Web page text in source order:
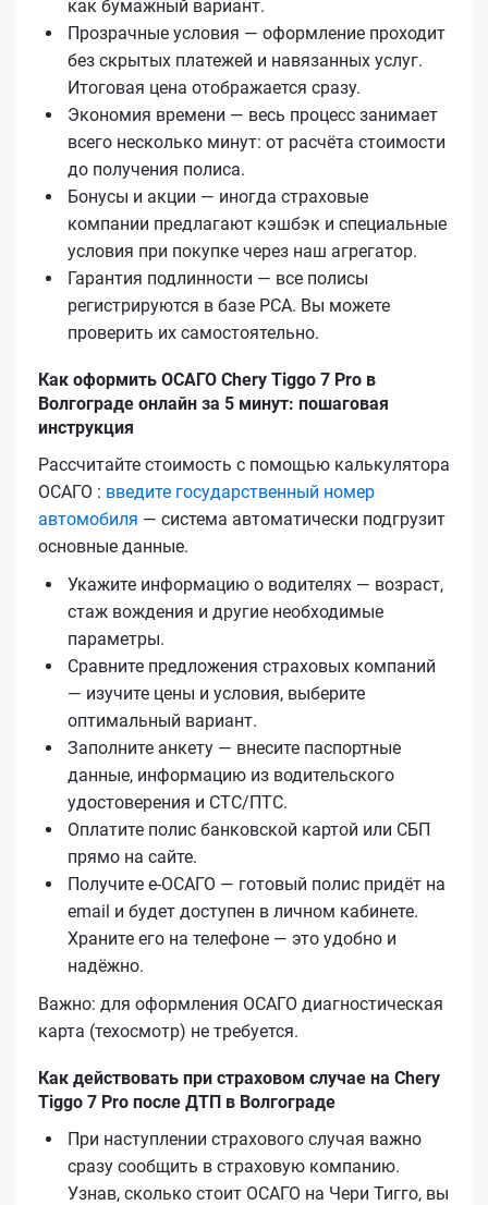
как бумажный вариант.
Прозрачные условия — оформление проходит
без скрытых платежей и навязанных услуг.
Итоговая цена отображается сразу.
Экономия времени — весь процесс занимает
всего несколько минут: от расчёта стоимости
до получения полиса.
Бонусы и акции — иногда страховые
компании предлагают кэшбэк и специальные
условия при покупке через наш агрегатор.
Гарантия подлинности — все полисы
регистрируются в базе РСА. Вы можете
проверить их самостоятельно.
Как оформить ОСАГО Chery Tiggo 7 Pro в
Волгограде онлайн за 5 минут: пошаговая
инструкция
Рассчитайте стоимость с помощью калькулятора
ОСАГО : введите государственный номер
автомобиля — система автоматически подгрузит
основные данные.
Укажите информацию о водителях — возраст,
стаж вождения и другие необходимые
параметры.
Сравните предложения страховых компаний
— изучите цены и условия, выберите
оптимальный вариант.
Заполните анкету — внесите паспортные
данные, информацию из водительского
удостоверения и СТС/ПТС.
Оплатите полис банковской картой или СБП
прямо на сайте.
Получите е‑ОСАГО — готовый полис придёт на
email и будет доступен в личном кабинете.
Храните его на телефоне — это удобно и
надёжно.
Важно: для оформления ОСАГО диагностическая
карта (техосмотр) не требуется.
Как действовать при страховом случае на Chery
Tiggo 7 Pro после ДТП в Волгограде
При наступлении страхового случая важно
сразу сообщить в страховую компанию.
Узнав, сколько стоит ОСАГО на Чери Тигго, вы